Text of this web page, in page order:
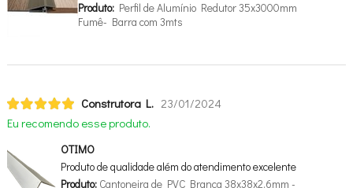
Produto:Perfil de Alumínio Redutor 35x3000mm
Fumê- Barra com 3mts
Construtora L. 23/01/2024
Eu recomendo esse produto.
OTIMO
Produto de qualidade além do atendimento excelente
Produto:Cantoneira de PVC Branca 38x38x2,6mm -